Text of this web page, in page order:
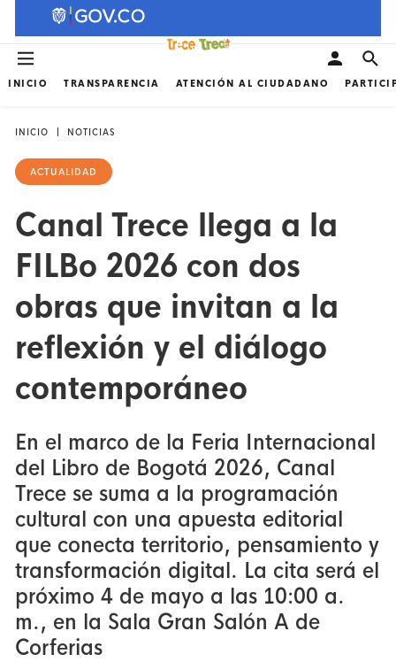
INICIO TRANSPARENCIA ATENCIÓN AL CIUDADANO
INICIO NOTICIAS
ACTUALIDAD
Canal Trece llega a la
FILBo 2026 con dos
obras que invitan a la
reflexión y el diálogo
contemporáneo
En el marco de la Feria Internacional
del Libro de Bogotá 2026, Canal
Trece se suma a la programación
cultural con una apuesta editorial
que conecta territorio, pensamiento y
transformación digital. La cita será el
próximo 4 de mayo a las 10:00 a.
m., en la Sala Gran Salón A de
Corferias